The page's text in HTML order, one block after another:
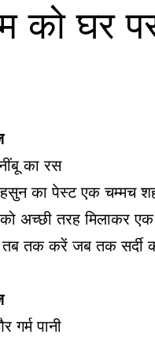
को घर
का रस
का पेस्ट एक चम्मच
अच्छी तरह मिलाकर
तक करें जब तक सर्दी
गर्म पानी